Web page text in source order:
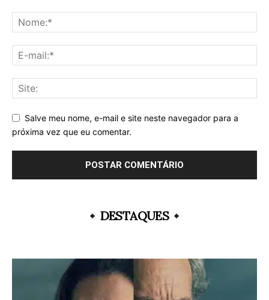
Salve meu nome, e-mail e site neste navegador para a
próxima vez que eu comentar.
DESTAQUES